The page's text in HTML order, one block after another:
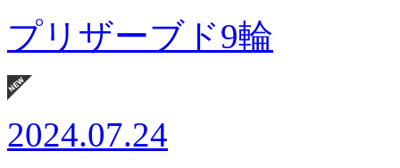
プリザーブド9輪
2024.07.24